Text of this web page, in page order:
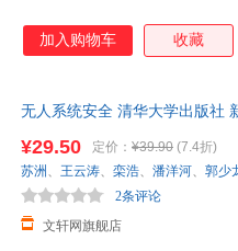
加入购物车 收藏
无人系统安全 清华大学出版社
¥29.50 定价： ¥39.90 (7.4折)
文轩网旗舰店
2条评论
苏洲 、 王云涛、 栾浩、 潘洋河、 郭少